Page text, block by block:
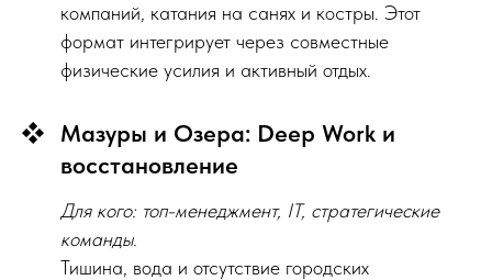
компаний, катания на санях и костры. Этот
формат интегрирует через совместные
физические усилия и активный отдых.
Мазуры и Озера: Deep Work и
восстановление
Для кого: топ-менеджмент, IT, стратегические
команды.
Тишина, вода и отсутствие городских